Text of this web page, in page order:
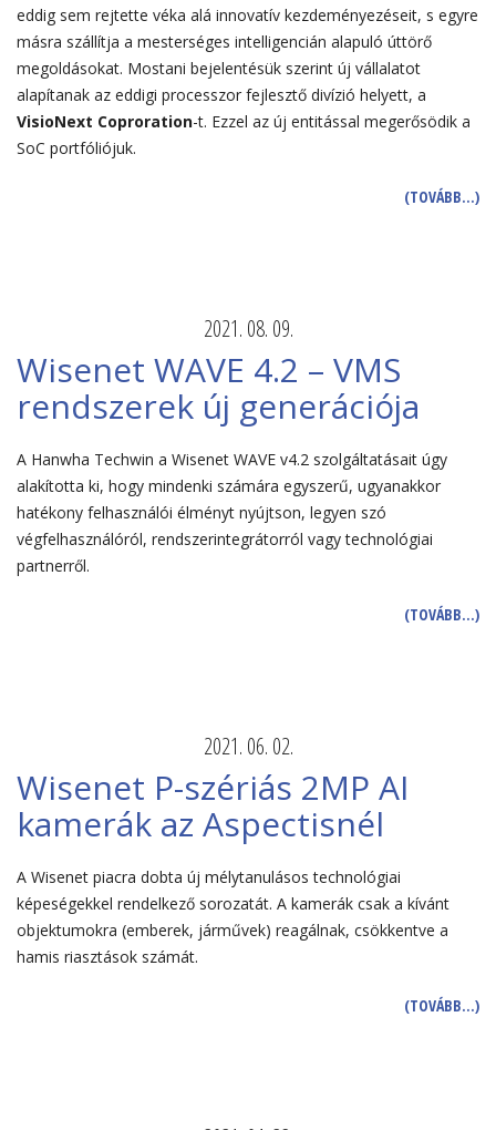
eddig sem rejtette véka alá innovatív kezdeményezéseit, s egyre
másra szállítja a mesterséges intelligencián alapuló úttörő
megoldásokat. Mostani bejelentésük szerint új vállalatot
alapítanak az eddigi processzor fejlesztő divízió helyett, a
VisioNext Coproration-t. Ezzel az új entitással megerősödik a
SoC portfóliójuk.
(TOVÁBB…)
2021. 08. 09.
Wisenet WAVE 4.2 – VMS
rendszerek új generációja
A Hanwha Techwin a Wisenet WAVE v4.2 szolgáltatásait úgy
alakította ki, hogy mindenki számára egyszerű, ugyanakkor
hatékony felhasználói élményt nyújtson, legyen szó
végfelhasználóról, rendszerintegrátorról vagy technológiai
partnerről.
(TOVÁBB…)
2021. 06. 02.
Wisenet P-szériás 2MP AI
kamerák az Aspectisnél
A Wisenet piacra dobta új mélytanulásos technológiai
képeségekkel rendelkező sorozatát. A kamerák csak a kívánt
objektumokra (emberek, járművek) reagálnak, csökkentve a
hamis riasztások számát.
(TOVÁBB…)